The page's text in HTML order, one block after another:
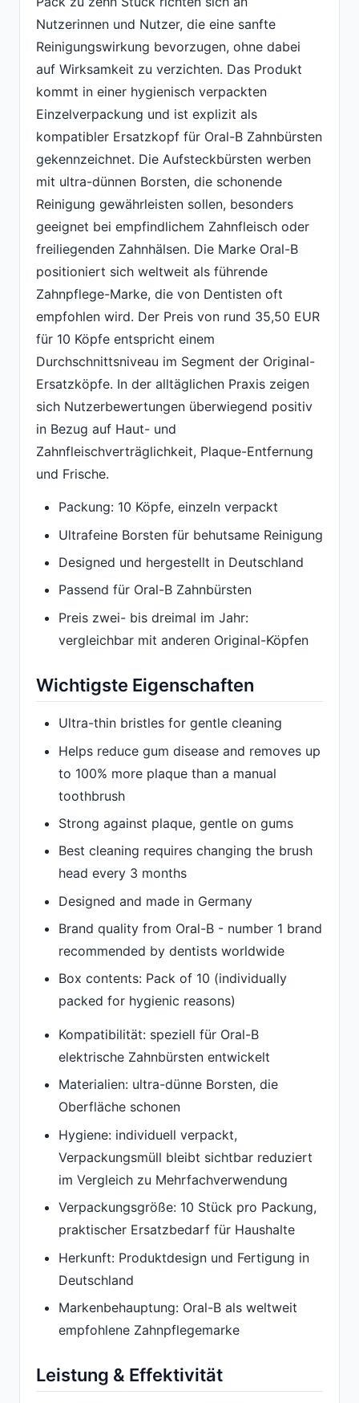
Nutzerinnen und Nutzer, die eine sanfte
Reinigungswirkung bevorzugen, ohne dabei
auf Wirksamkeit zu verzichten. Das Produkt
kommt in einer hygienisch verpackten
Einzelverpackung und ist explizit als
kompatibler Ersatzkopf für Oral-B Zahnbürsten
gekennzeichnet. Die Aufsteckbürsten werben
mit ultra-dünnen Borsten, die schonende
Reinigung gewährleisten sollen, besonders
geeignet bei empfindlichem Zahnfleisch oder
freiliegenden Zahnhälsen. Die Marke Oral-B
positioniert sich weltweit als führende
Zahnpflege-Marke, die von Dentisten oft
empfohlen wird. Der Preis von rund 35,50 EUR
für 10 Köpfe entspricht einem
Durchschnittsniveau im Segment der Original-
Ersatzköpfe. In der alltäglichen Praxis zeigen
sich Nutzerbewertungen überwiegend positiv
in Bezug auf Haut- und
Zahnfleischverträglichkeit, Plaque-Entfernung
und Frische.
Packung: 10 Köpfe, einzeln verpackt
Ultrafeine Borsten für behutsame Reinigung
Designed und hergestellt in Deutschland
Passend für Oral-B Zahnbürsten
Preis zwei- bis dreimal im Jahr:
vergleichbar mit anderen Original-Köpfen
Wichtigste Eigenschaften
Ultra-thin bristles for gentle cleaning
Helps reduce gum disease and removes up
to 100% more plaque than a manual
toothbrush
Strong against plaque, gentle on gums
Best cleaning requires changing the brush
head every 3 months
Designed and made in Germany
Brand quality from Oral-B - number 1 brand
recommended by dentists worldwide
Box contents: Pack of 10 (individually
packed for hygienic reasons)
Kompatibilität: speziell für Oral-B
elektrische Zahnbürsten entwickelt
Materialien: ultra-dünne Borsten, die
Oberfläche schonen
Hygiene: individuell verpackt,
Verpackungsmüll bleibt sichtbar reduziert
im Vergleich zu Mehrfachverwendung
Verpackungsgröße: 10 Stück pro Packung,
praktischer Ersatzbedarf für Haushalte
Herkunft: Produktdesign und Fertigung in
Deutschland
Markenbehauptung: Oral-B als weltweit
empfohlene Zahnpflegemarke
Leistung & Effektivität